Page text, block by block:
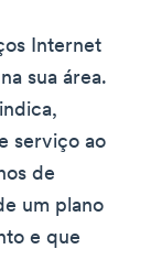
Internet
sua área.
serviço ao
de
um plano
e que